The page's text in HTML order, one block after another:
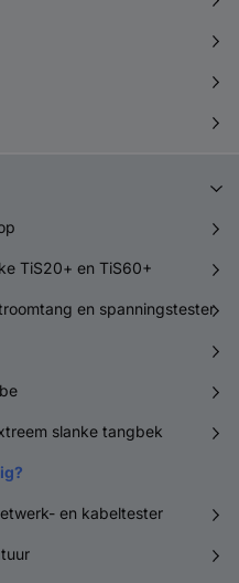
TiS20+ en TiS60+
en spanningstester
slanke tangbek
en kabeltester